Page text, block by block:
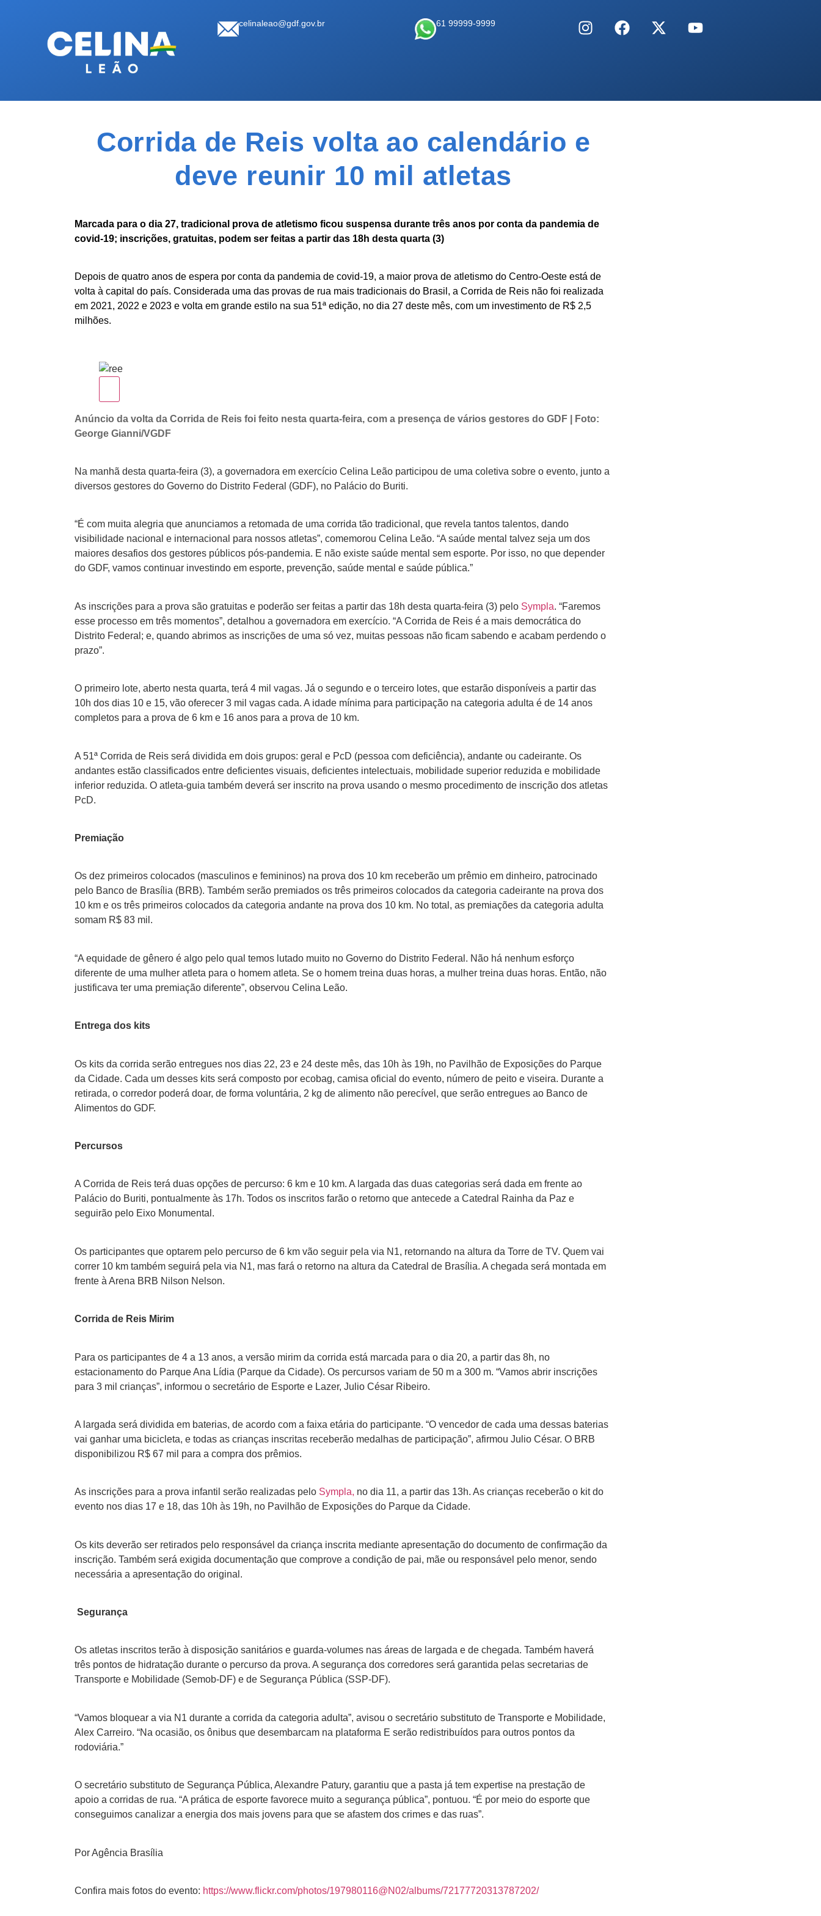
celinaleao@gdf.gov.br 61 99999-9999
Corrida de Reis volta ao calendário e
deve reunir 10 mil atletas
Marcada para o dia 27, tradicional prova de atletismo ficou suspensa durante três anos por conta da pandemia de
covid-19; inscrições, gratuitas, podem ser feitas a partir das 18h desta quarta (3)
Depois de quatro anos de espera por conta da pandemia de covid-19, a maior prova de atletismo do Centro-Oeste está de
volta à capital do país. Considerada uma das provas de rua mais tradicionais do Brasil, a Corrida de Reis não foi realizada
em 2021, 2022 e 2023 e volta em grande estilo na sua 51ª edição, no dia 27 deste mês, com um investimento de R$ 2,5
milhões.
Anúncio da volta da Corrida de Reis foi feito nesta quarta-feira, com a presença de vários gestores do GDF | Foto:
George Gianni/VGDF
Na manhã desta quarta-feira (3), a governadora em exercício Celina Leão participou de uma coletiva sobre o evento, junto a
diversos gestores do Governo do Distrito Federal (GDF), no Palácio do Buriti.
“É com muita alegria que anunciamos a retomada de uma corrida tão tradicional, que revela tantos talentos, dando
visibilidade nacional e internacional para nossos atletas”, comemorou Celina Leão. “A saúde mental talvez seja um dos
maiores desafios dos gestores públicos pós-pandemia. E não existe saúde mental sem esporte. Por isso, no que depender
do GDF, vamos continuar investindo em esporte, prevenção, saúde mental e saúde pública.”
As inscrições para a prova são gratuitas e poderão ser feitas a partir das 18h desta quarta-feira (3) pelo Sympla. “Faremos
esse processo em três momentos”, detalhou a governadora em exercício. “A Corrida de Reis é a mais democrática do
Distrito Federal; e, quando abrimos as inscrições de uma só vez, muitas pessoas não ficam sabendo e acabam perdendo o
prazo”.
O primeiro lote, aberto nesta quarta, terá 4 mil vagas. Já o segundo e o terceiro lotes, que estarão disponíveis a partir das
10h dos dias 10 e 15, vão oferecer 3 mil vagas cada. A idade mínima para participação na categoria adulta é de 14 anos
completos para a prova de 6 km e 16 anos para a prova de 10 km.
A 51ª Corrida de Reis será dividida em dois grupos: geral e PcD (pessoa com deficiência), andante ou cadeirante. Os
andantes estão classificados entre deficientes visuais, deficientes intelectuais, mobilidade superior reduzida e mobilidade
inferior reduzida. O atleta-guia também deverá ser inscrito na prova usando o mesmo procedimento de inscrição dos atletas
PcD.
Premiação
Os dez primeiros colocados (masculinos e femininos) na prova dos 10 km receberão um prêmio em dinheiro, patrocinado
pelo Banco de Brasília (BRB). Também serão premiados os três primeiros colocados da categoria cadeirante na prova dos
10 km e os três primeiros colocados da categoria andante na prova dos 10 km. No total, as premiações da categoria adulta
somam R$ 83 mil.
“A equidade de gênero é algo pelo qual temos lutado muito no Governo do Distrito Federal. Não há nenhum esforço
diferente de uma mulher atleta para o homem atleta. Se o homem treina duas horas, a mulher treina duas horas. Então, não
justificava ter uma premiação diferente”, observou Celina Leão.
Entrega dos kits
Os kits da corrida serão entregues nos dias 22, 23 e 24 deste mês, das 10h às 19h, no Pavilhão de Exposições do Parque
da Cidade. Cada um desses kits será composto por ecobag, camisa oficial do evento, número de peito e viseira. Durante a
retirada, o corredor poderá doar, de forma voluntária, 2 kg de alimento não perecível, que serão entregues ao Banco de
Alimentos do GDF.
Percursos
A Corrida de Reis terá duas opções de percurso: 6 km e 10 km. A largada das duas categorias será dada em frente ao
Palácio do Buriti, pontualmente às 17h. Todos os inscritos farão o retorno que antecede a Catedral Rainha da Paz e
seguirão pelo Eixo Monumental.
Os participantes que optarem pelo percurso de 6 km vão seguir pela via N1, retornando na altura da Torre de TV. Quem vai
correr 10 km também seguirá pela via N1, mas fará o retorno na altura da Catedral de Brasília. A chegada será montada em
frente à Arena BRB Nilson Nelson.
Corrida de Reis Mirim
Para os participantes de 4 a 13 anos, a versão mirim da corrida está marcada para o dia 20, a partir das 8h, no
estacionamento do Parque Ana Lídia (Parque da Cidade). Os percursos variam de 50 m a 300 m. “Vamos abrir inscrições
para 3 mil crianças”, informou o secretário de Esporte e Lazer, Julio César Ribeiro.
A largada será dividida em baterias, de acordo com a faixa etária do participante. “O vencedor de cada uma dessas baterias
vai ganhar uma bicicleta, e todas as crianças inscritas receberão medalhas de participação”, afirmou Julio César. O BRB
disponibilizou R$ 67 mil para a compra dos prêmios.
As inscrições para a prova infantil serão realizadas pelo Sympla, no dia 11, a partir das 13h. As crianças receberão o kit do
evento nos dias 17 e 18, das 10h às 19h, no Pavilhão de Exposições do Parque da Cidade.
Os kits deverão ser retirados pelo responsável da criança inscrita mediante apresentação do documento de confirmação da
inscrição. Também será exigida documentação que comprove a condição de pai, mãe ou responsável pelo menor, sendo
necessária a apresentação do original.
Segurança
Os atletas inscritos terão à disposição sanitários e guarda-volumes nas áreas de largada e de chegada. Também haverá
três pontos de hidratação durante o percurso da prova. A segurança dos corredores será garantida pelas secretarias de
Transporte e Mobilidade (Semob-DF) e de Segurança Pública (SSP-DF).
“Vamos bloquear a via N1 durante a corrida da categoria adulta”, avisou o secretário substituto de Transporte e Mobilidade,
Alex Carreiro. “Na ocasião, os ônibus que desembarcam na plataforma E serão redistribuídos para outros pontos da
rodoviária.”
O secretário substituto de Segurança Pública, Alexandre Patury, garantiu que a pasta já tem expertise na prestação de
apoio a corridas de rua. “A prática de esporte favorece muito a segurança pública”, pontuou. “É por meio do esporte que
conseguimos canalizar a energia dos mais jovens para que se afastem dos crimes e das ruas”.
Por Agência Brasília
Confira mais fotos do evento: https://www.flickr.com/photos/197980116@N02/albums/72177720313787202/